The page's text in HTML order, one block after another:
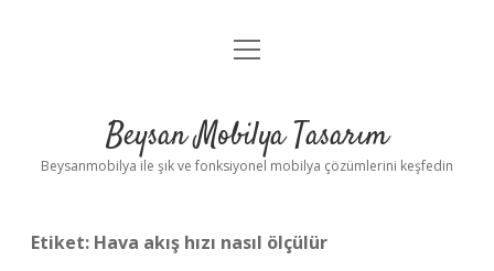
Anasayfa
Yasal Uyarı
menüyü
Beysan Mobilya Tasarım
Beysanmobilya ile şık ve fonksiyonel mobilya çözümlerini keşfedin
Etiket: Hava akış hızı nasıl ölçülür